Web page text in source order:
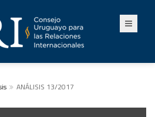
ANÁLISIS 13/2017